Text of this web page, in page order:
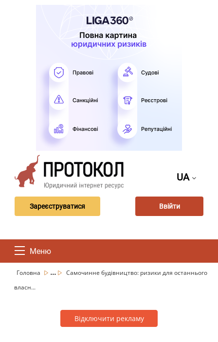
UA
Зареєструватися Ввійти
Меню
Головна ...
Самочинне будівництво: ризики для останнього
власн...
Відключити рекламу